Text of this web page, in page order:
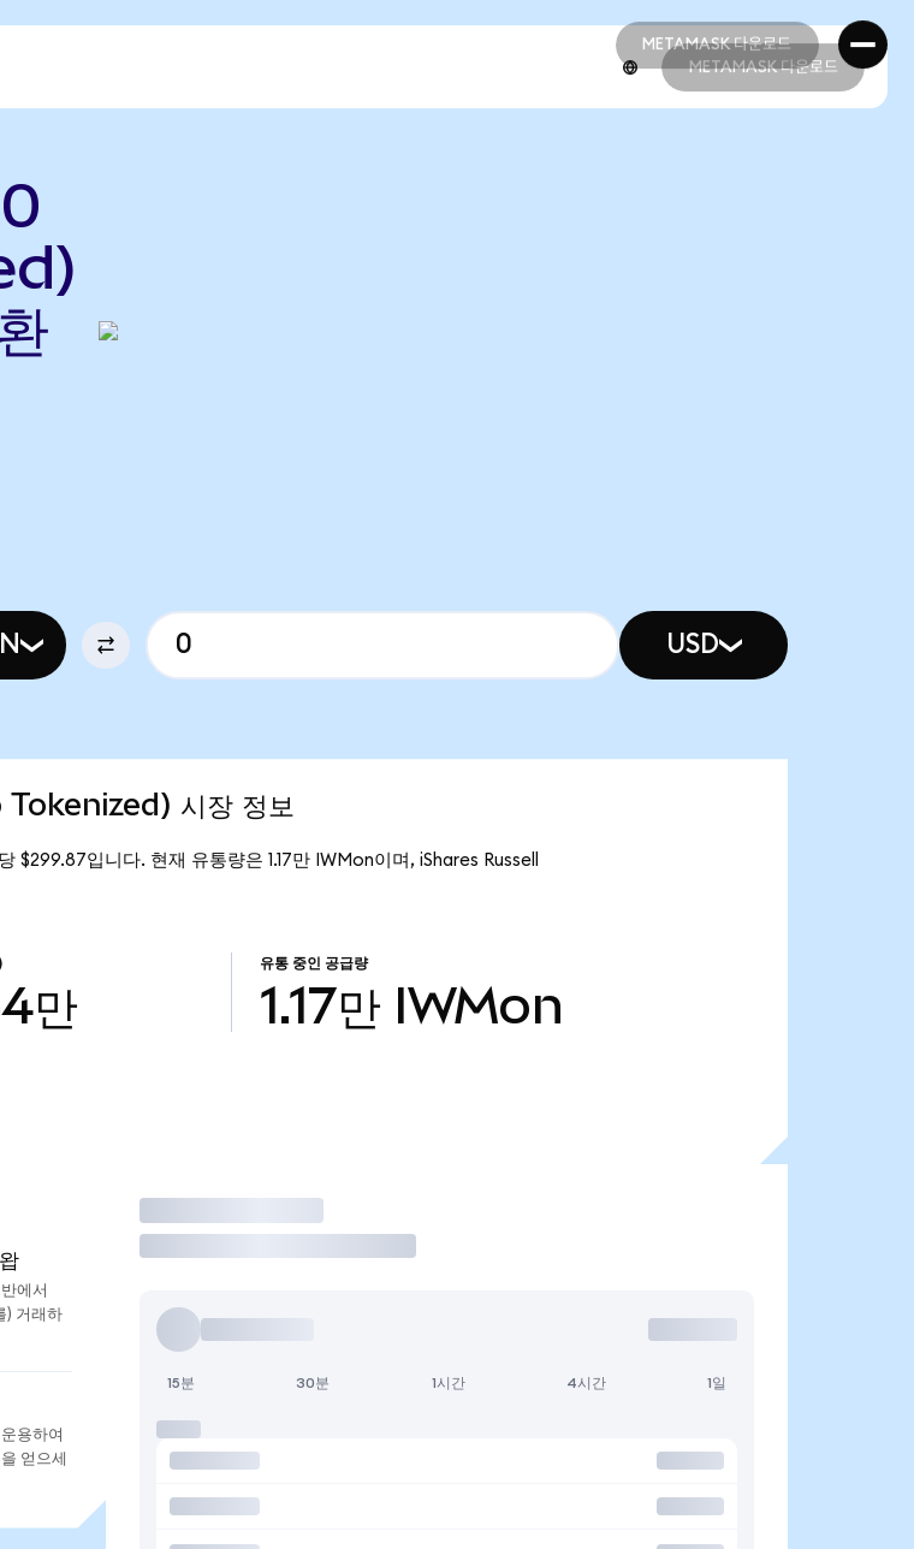
METAMASK 다운로드
METAMASK 다운로드
METAMASK 다운로드
USD
시장 정보
입니다. 현재 유통량은 1.17만 IWMon이며, iShares Russell
만
유통 중인 공급량
1.17만 IWMon
에서
) 거래하
용하여
얻으세
거래
15분 30분 1시간 4시간 1일